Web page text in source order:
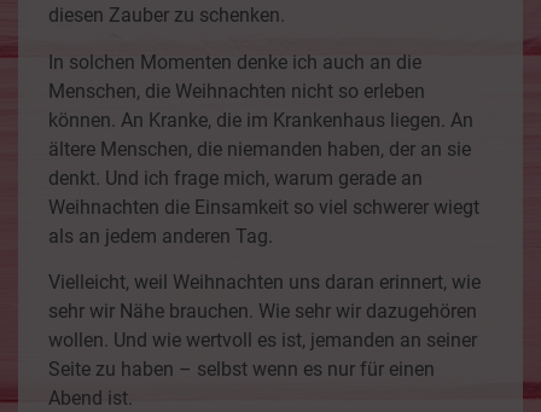
diesen Zauber zu schenken.
In solchen Momenten denke ich auch an die
Menschen, die Weihnachten nicht so erleben
können. An Kranke, die im Krankenhaus liegen. An
ältere Menschen, die niemanden haben, der an sie
denkt. Und ich frage mich, warum gerade an
Weihnachten die Einsamkeit so viel schwerer wiegt
als an jedem anderen Tag.
Vielleicht, weil Weihnachten uns daran erinnert, wie
sehr wir Nähe brauchen. Wie sehr wir dazugehören
wollen. Und wie wertvoll es ist, jemanden an seiner
Seite zu haben – selbst wenn es nur für einen
Abend ist.